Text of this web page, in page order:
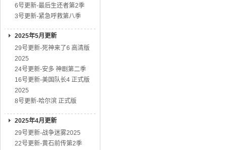
6号更新-最后生还者第2季
3号更新-紧急呼救第八季
2025年5月更新
29号更新-死神来了6 高清版
2025
24号更新-安多 神剧第二季
16号更新-美国队长4 正式版
2025
8号更新-哈尔滨 正式版
2025年4月更新
29号更新-战争迷雾2025
22号更新-黄石前传第2季